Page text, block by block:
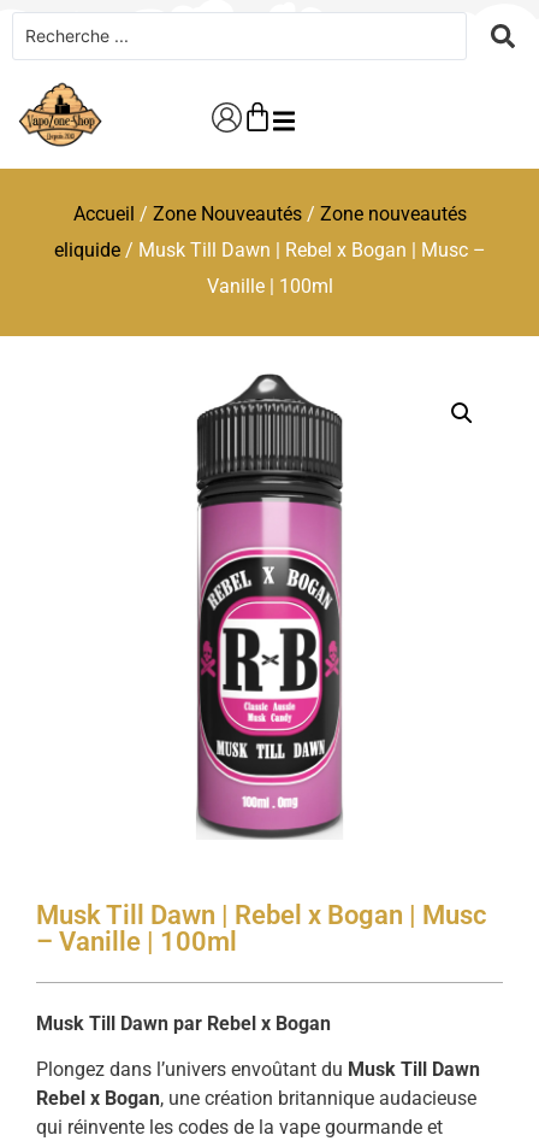
Accueil / Zone Nouveautés/ Zone nouveautés
eliquide/ Musk Till Dawn | Rebel x Bogan | Musc –
Vanille | 100ml
Musk Till Dawn | Rebel x Bogan | Musc
– Vanille | 100ml
Musk Till Dawn par Rebel x Bogan
Plongez dans l’univers envoûtant du Musk Till Dawn
Rebel x Bogan, une création britannique audacieuse
qui réinvente les codes de la vape gourmande et